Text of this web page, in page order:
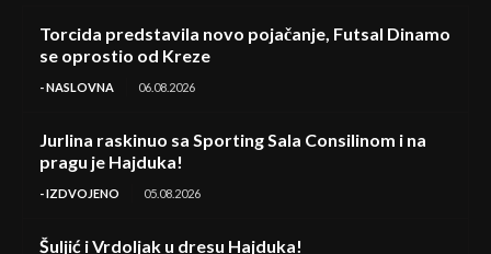
Torcida predstavila novo pojačanje, Futsal Dinamo
se oprostio od Kreze
- NASLOVNA 06.08.2026
Jurlina raskinuo sa Sporting Sala Consilinom i na
pragu je Hajduka!
- IZDVOJENO 05.08.2026
Šuljić i Vrdoljak u dresu Hajduka!